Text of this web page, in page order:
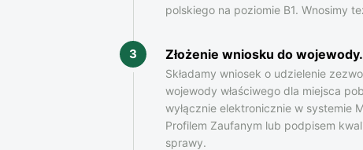
polskiego na poziomie B1. Wnosimy
3 Złożenie wniosku do wojewody.
Składamy wniosek o udzielenie
wojewody właściwego dla miejsca
wyłącznie elektronicznie w systemie
Profilem Zaufanym lub podpisem
sprawy.